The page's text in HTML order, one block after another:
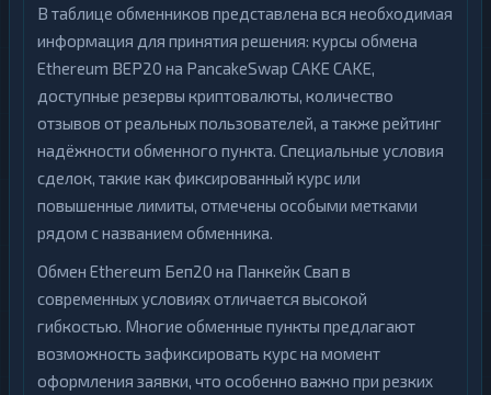
В таблице обменников представлена вся необходимая
информация для принятия решения: курсы обмена
Ethereum BEP20 на PancakeSwap CAKE CAKE,
доступные резервы криптовалюты, количество
отзывов от реальных пользователей, а также рейтинг
надёжности обменного пункта. Специальные условия
сделок, такие как фиксированный курс или
повышенные лимиты, отмечены особыми метками
рядом с названием обменника.
Обмен Ethereum Беп20 на Панкейк Свап в
современных условиях отличается высокой
гибкостью. Многие обменные пункты предлагают
возможность зафиксировать курс на момент
оформления заявки, что особенно важно при резких